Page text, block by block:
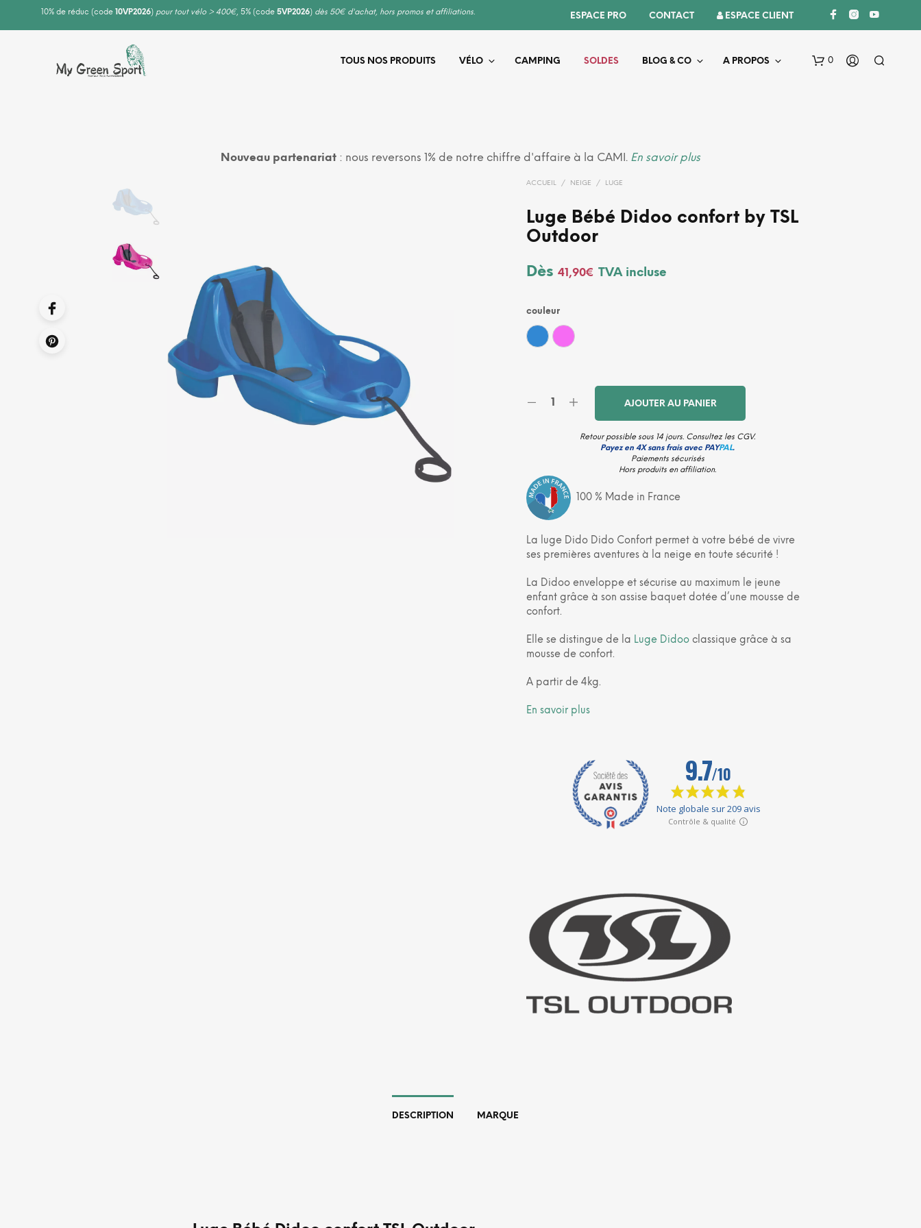
10% de réduc (code 10VP2026) pour tout vélo > 400€, 5% (code 5VP2026) dès 50€ d'achat, hors promos et affiliations. ESPACE PRO CONTACT ESPACE CLIENT
TOUS NOS PRODUITS VÉLO CAMPING SOLDES BLOG & CO A PROPOS 0
Nouveau partenariat : nous reversons 1% de notre chiffre d'affaire à la CAMI. En savoir plus
ACCUEIL / NEIGE / LUGE
Luge Bébé Didoo confort by TSL
Outdoor
Dès41,90€ TVA incluse
couleur
Bleu Rose
AJOUTER AU PANIER
Retour possible sous 14 jours. Consultez les CGV.
Payez en 4X sans frais avec PAYPAL.
Paiements sécurisés
Hors produits en affiliation.
100 % Made in France
La luge Dido Dido Confort permet à votre bébé de vivre
ses premières aventures à la neige en toute sécurité !
La Didoo enveloppe et sécurise au maximum le jeune
enfant grâce à son assise baquet dotée d’une mousse de
confort.
Elle se distingue de la Luge Didoo classique grâce à sa
mousse de confort.
A partir de 4kg.
En savoir plus
DESCRIPTION MARQUE